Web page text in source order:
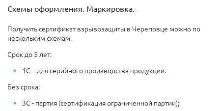
Схемы оформления. Маркировка.
Получить сертификат взрывозащиты в Череповце можно по
нескольким схемам.
Срок до 5 лет:
1С – для серийного производства продукции.
Без срока:
3С - партия (сертификация ограниченной партии);